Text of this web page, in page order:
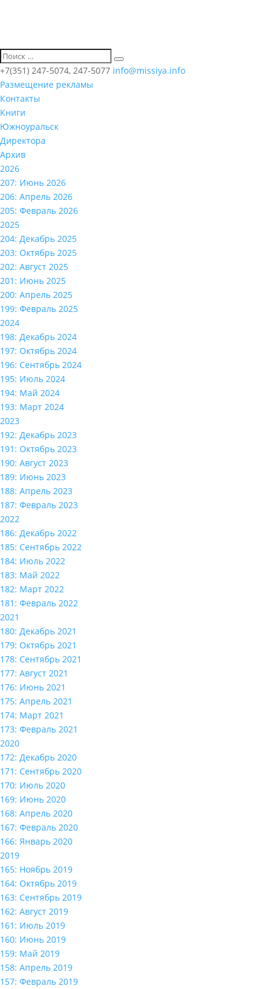
+7(351) 247-5074, 247-5077 info@missiya.info
Размещение рекламы
Контакты
Книги
Южноуральск
Директора
Архив
2026
207: Июнь 2026
206: Апрель 2026
205: Февраль 2026
2025
204: Декабрь 2025
203: Октябрь 2025
202: Август 2025
201: Июнь 2025
200: Апрель 2025
199: Февраль 2025
2024
198: Декабрь 2024
197: Октябрь 2024
196: Сентябрь 2024
195: Июль 2024
194: Май 2024
193: Март 2024
2023
192: Декабрь 2023
191: Октябрь 2023
190: Август 2023
189: Июнь 2023
188: Апрель 2023
187: Февраль 2023
2022
186: Декабрь 2022
185: Сентябрь 2022
184: Июль 2022
183: Май 2022
182: Март 2022
181: Февраль 2022
2021
180: Декабрь 2021
179: Октябрь 2021
178: Сентябрь 2021
177: Август 2021
176: Июнь 2021
175: Апрель 2021
174: Март 2021
173: Февраль 2021
2020
172: Декабрь 2020
171: Сентябрь 2020
170: Июль 2020
169: Июнь 2020
168: Апрель 2020
167: Февраль 2020
166: Январь 2020
2019
165: Ноябрь 2019
164: Октябрь 2019
163: Сентябрь 2019
162: Август 2019
161: Июль 2019
160: Июнь 2019
159: Май 2019
158: Апрель 2019
157: Февраль 2019